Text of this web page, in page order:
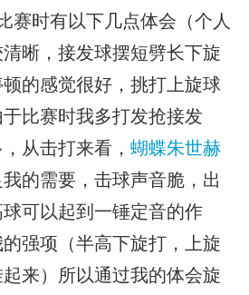
赛时有以下几点体会（个人
晰，接发球摆短劈长下旋
的感觉很好，挑打上旋球
比赛时我多打发抢接发
从击打来看， 蝴蝶朱世赫
的需要，击球声音脆，出
可以起到一锤定音的作
强项（半高下旋打，上旋
来）所以通过我的体会旋